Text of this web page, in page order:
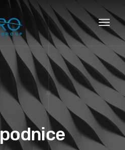
Toggle